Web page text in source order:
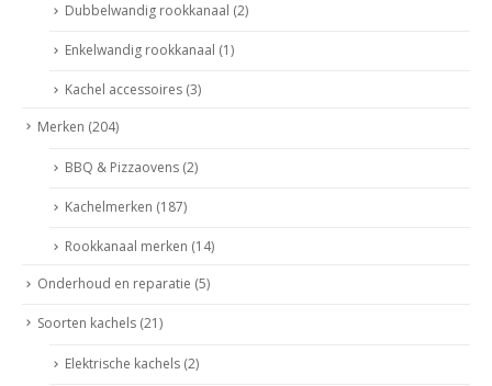
Dubbelwandig rookkanaal (2)
Enkelwandig rookkanaal (1)
Kachel accessoires (3)
Merken (204)
BBQ & Pizzaovens (2)
Kachelmerken (187)
Rookkanaal merken (14)
Onderhoud en reparatie (5)
Soorten kachels (21)
Elektrische kachels (2)